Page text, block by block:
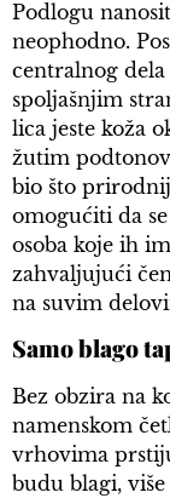
Podlogu
neophodno.
centralnog
spoljašnjim
lica jeste koža
žutim
bio što
omogućiti da
osoba koje ih
zahvaljujući
na suvim
Samo blago
Bez obzira na
namenskom
vrhovima
budu blagi,